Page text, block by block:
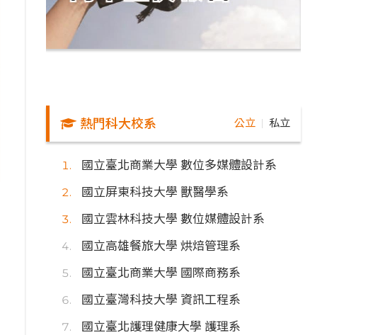
熱門科大校系 公立 私立
國立臺北商業大學 數位多媒體設計系
國立屏東科技大學 獸醫學系
國立雲林科技大學 數位媒體設計系
國立高雄餐旅大學 烘焙管理系
國立臺北商業大學 國際商務系
國立臺灣科技大學 資訊工程系
國立臺北護理健康大學 護理系